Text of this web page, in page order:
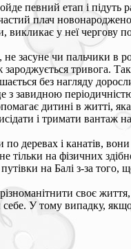
певний етап і підуть
плач
викликає у неї чергову
засуне чи пальчики в
зароджується тривога.
без нагляду
з завидною
дитині в житті,
і тримати вантаж
деревах і канатів,
тільки на фізичних
на Балі з-за того,
своє
себе. У тому випадку,